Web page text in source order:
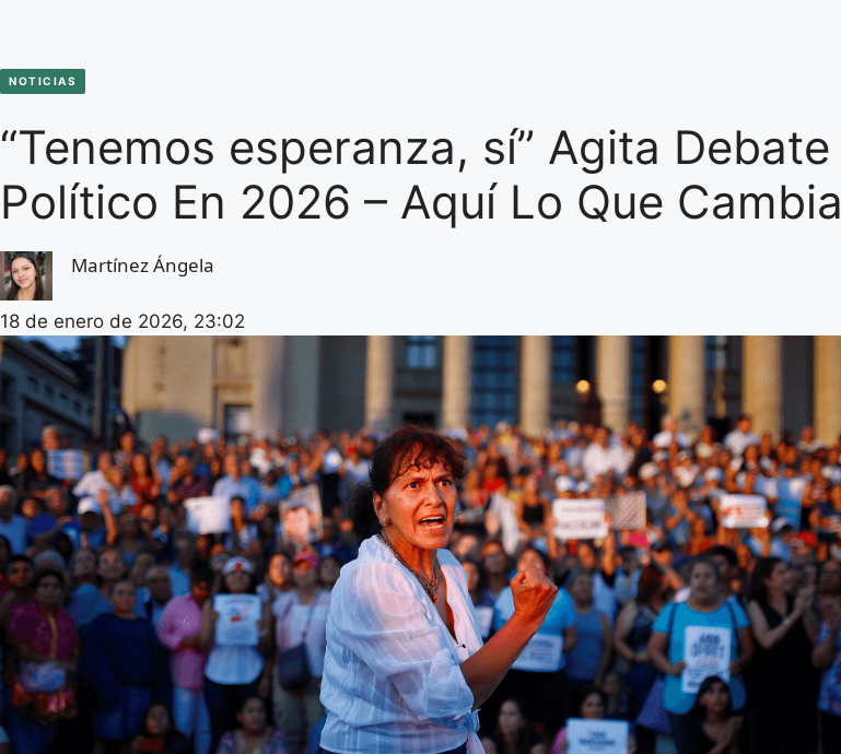
NOTICIAS
“Tenemos esperanza, sí” Agita Debate
Político En 2026 – Aquí Lo Que Cambia
Martínez Ángela
18 de enero de 2026, 23:02